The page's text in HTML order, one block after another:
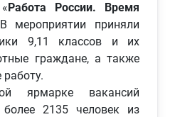
Работа России. Время
В мероприятии приняли
9,11 классов и их
граждане, а также
ярмарке вакансий
более 2135 человек из